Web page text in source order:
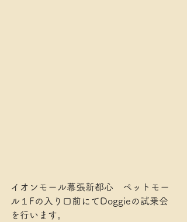
イオンモール幕張新都心　ペットモー
ル１Fの入り口前にてDoggieの試乗会
を行います。